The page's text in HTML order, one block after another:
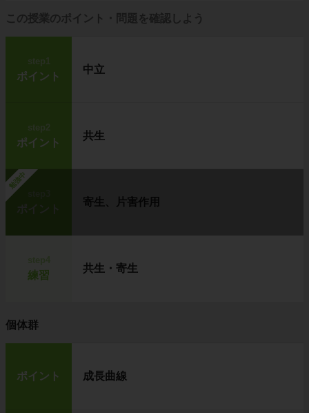
この授業のポイント・問題を確認しよう
step1
ポイント
中立
step2
ポイント
共生
勉強中
ポイント
寄生、片害作用
練習
共生・寄生
個体群
ポイント 成長曲線